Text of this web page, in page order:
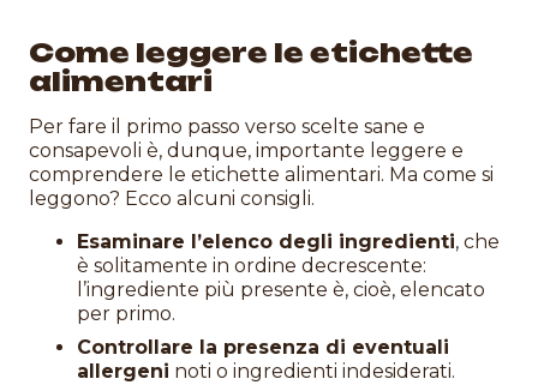
Come leggere le etichette
alimentari
Per fare il primo passo verso scelte sane e
consapevoli è, dunque, importante leggere e
comprendere le etichette alimentari. Ma come si
leggono? Ecco alcuni consigli.
Esaminare l’elenco degli ingredienti, che
è solitamente in ordine decrescente:
l’ingrediente più presente è, cioè, elencato
per primo.
Controllare la presenza di eventuali
allergeni noti o ingredienti indesiderati.